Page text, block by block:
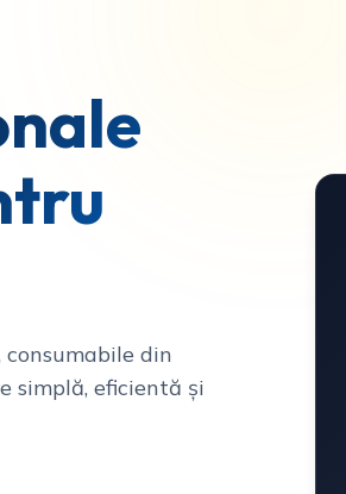
din
simplă, eficientă și